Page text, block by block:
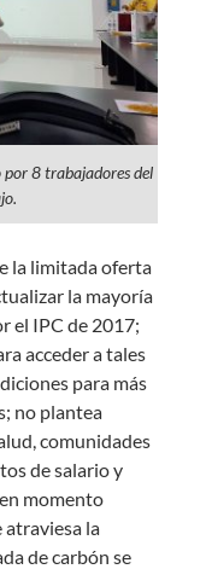
por 8 trabajadores del
la limitada oferta
la mayoría
el IPC de 2017;
acceder a tales
para más
no plantea
comunidades
de salario y
momento
atraviesa la
de carbón se